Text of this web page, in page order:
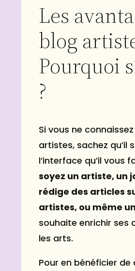
Les
blog
Pourquoi
?
Si vous ne
artistes, sachez qu’il
l’interface qu’il vous
soyez un artiste, un
rédige des articles
artistes, ou même
souhaite enrichir ses
les arts.
Pour en bénéficier de